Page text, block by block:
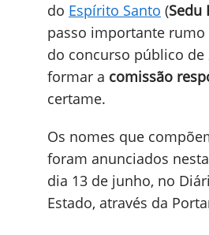
do Espírito Santo (Sedu
passo importante rumo
do concurso público de
formar a comissão
certame.
Os nomes que
foram anunciados
dia 13 de junho, no
Estado, através da